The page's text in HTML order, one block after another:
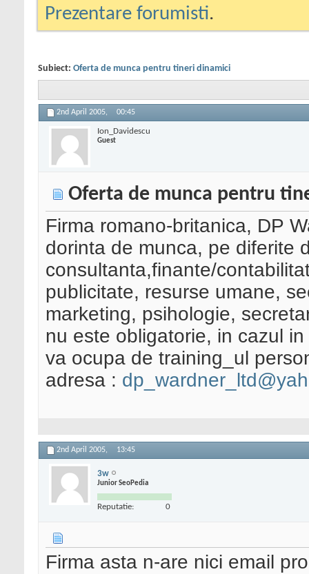
Prezentare forumisti.
Subiect: Oferta de munca pentru tineri dinamici
2nd April 2005, 00:45
Ion_Davidescu
Guest
Oferta de munca pentru
Firma romano-britanica, DP
dorinta de munca, pe diferite
consultanta,finante/
publicitate, resurse umane,
marketing, psihologie,
nu este obligatorie, in cazul
va ocupa de training_ul
adresa :
2nd April 2005, 13:45
3w
Junior SeoPedia
Reputatie: 0
Firma asta n-are nici email